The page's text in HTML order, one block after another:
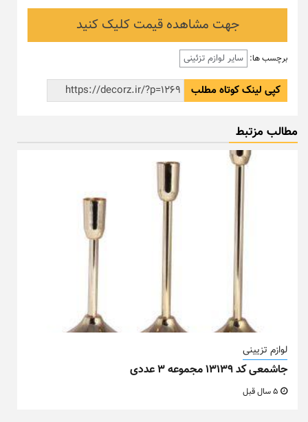
جهت مشاهده قیمت کلیک کنید
برچسب ها: سایر لوازم تزئینی
کپی لینک کوتاه مطلب
مطالب مزتبط
لوازم تزیینی
جاشمعی کد ۱۳۱۳۹ مجموعه ۳ عددی